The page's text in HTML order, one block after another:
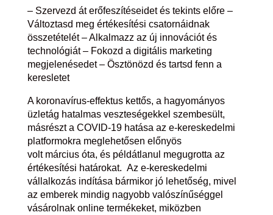
– Szervezd át erőfeszítéseidet és tekints előre –
Változtasd meg értékesítési csatornáidnak
összetételét – Alkalmazz az új innovációt és
technológiát – Fokozd a digitális marketing
megjelenésedet – Ösztönözd és tartsd fenn a
keresletet
A koronavírus-effektus kettős, a hagyományos
üzletág hatalmas veszteségekkel szembesült,
másrészt a COVID-19 hatása az e-kereskedelmi
platformokra meglehetősen előnyös
volt márciusóta, és példátlanul megugrotta az
értékesítési határokat. Az e-kereskedelmi
vállalkozás indítása bármikor jó lehetőség, mivel
az emberek mindig nagyobb valószínűséggel
vásárolnak online termékeket, miközben